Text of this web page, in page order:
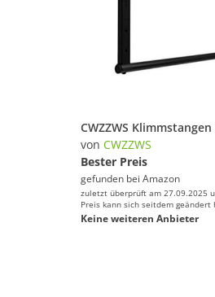
von CWZZWS
Bester Preis
gefunden bei Amazon
zuletzt überprüft am 27.09.2025
Preis kann sich seitdem geändert
Keine weiteren Anbieter